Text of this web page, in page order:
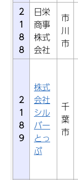
2
1
8
8
日栄
商事
株式
会社
市
川
市
2
1
8
9
株式
会社
シル
バー
とっ
ぷ
千
葉
市